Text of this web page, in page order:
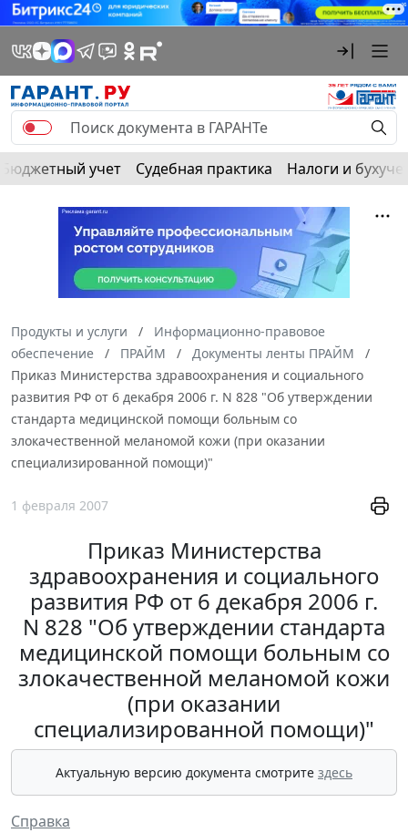
Бюджетный учет Судебная практика Налоги и
Продукты и услуги
Информационно-правовое
обеспечение
ПРАЙМ
Документы ленты ПРАЙМ
Приказ Министерства здравоохранения и социального
развития РФ от 6 декабря 2006 г. N 828 "Об утверждении
стандарта медицинской помощи больным со
злокачественной меланомой кожи (при оказании
специализированной помощи)"
1 февраля 2007
Приказ Министерства
здравоохранения и социального
развития РФ от 6 декабря 2006 г.
N 828 "Об утверждении стандарта
медицинской помощи больным со
злокачественной меланомой кожи
(при оказании
специализированной помощи)"
Актуальную версию документа смотрите здесь
Справка